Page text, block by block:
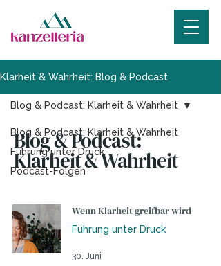
Klarheit & Wahrheit: Blog & Podcast
Blog & Podcast: Klarheit & Wahrheit
Führung unter Druck
Podcast-Folgen
Blog & Podcast: Klarheit & Wahrheit
Blog & Podcast:
Klarheit & Wahrheit
Wenn Klarheit greifbar wird
Führung unter Druck
30. Juni